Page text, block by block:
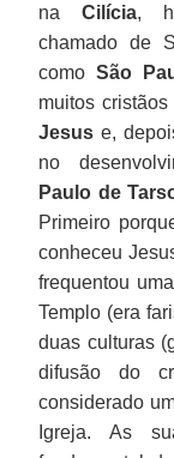
na Cilícia,
chamado de
comoSão
muitos
Jesus e,
no
Paulo de
Primeiro
conheceu
frequentou
Templo (era
duas culturas
difusão do
considerado
Igreja. As